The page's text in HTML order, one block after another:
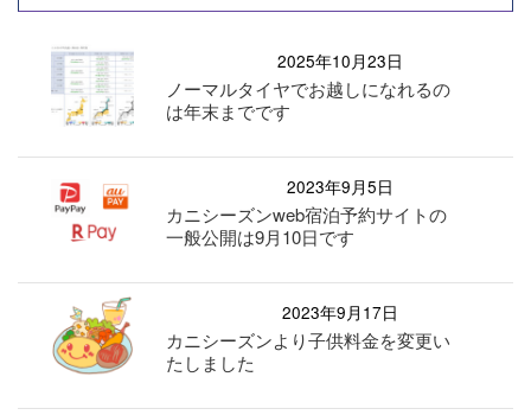
2025年10月23日
ノーマルタイヤでお越しになれるの
は年末までです
2023年9月5日
カニシーズンweb宿泊予約サイトの
一般公開は9月10日です
2023年9月17日
カニシーズンより子供料金を変更い
たしました